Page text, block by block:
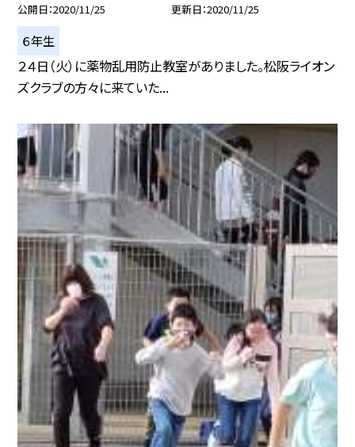
公開日 2020/11/25 更新日 2020/11/25
６年生
２４日（火）に薬物乱用防止教室がありました。松阪ライオン
ズクラブの方々に来ていた...